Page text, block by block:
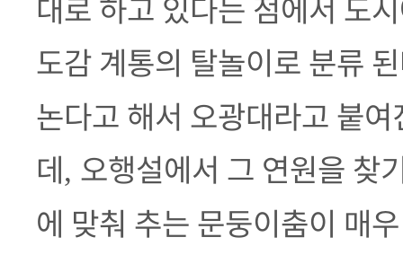
대로 하고 있다는 점에서 도
도감 계통의 탈놀이로 분류
논다고 해서 오광대라고 붙
데, 오행설에서 그 연원을 찾
에 맞춰 추는 문둥이춤이 매